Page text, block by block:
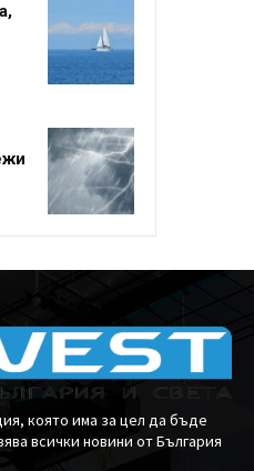
която има за цел да бъде
всички новини от България